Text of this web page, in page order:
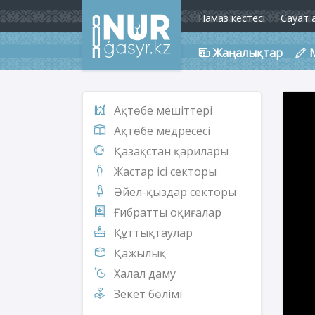
Намаз кестесі Сауат
Жаңалықтар
Ақтөбе мешіттері
Ақтөбе медресесі
Қазақстан қарилары
Жастар ісі секторы
Әйел-қыздар секторы
Ғибратты оқиғалар
Құттықтаулар
Қажылық
Халал даму
Зекет бөлімі